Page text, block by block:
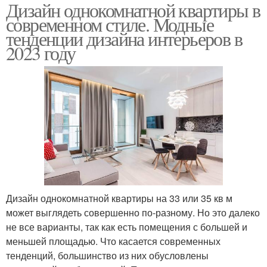
Дизайн однокомнатной квартиры в
современном стиле. Модные
тенденции дизайна интерьеров в
2023 году
Дизайн однокомнатной квартиры на 33 или 35 кв м
может выглядеть совершенно по-разному. Но это далеко
не все варианты, так как есть помещения с большей и
меньшей площадью. Что касается современных
тенденций, большинство из них обусловлены